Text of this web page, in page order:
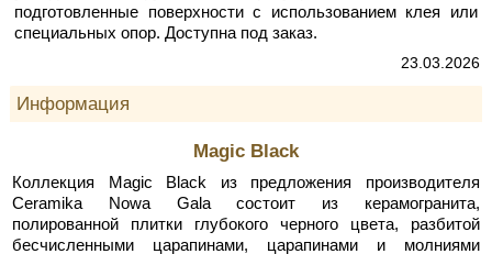
подготовленные поверхности с использованием клея или
специальных опор. Доступна под заказ.
23.03.2026
Информация
Magic Black
Коллекция Magic Black из предложения производителя
Ceramika Nowa Gala состоит из керамогранита,
полированной плитки глубокого черного цвета, разбитой
бесчисленными царапинами, царапинами и молниями